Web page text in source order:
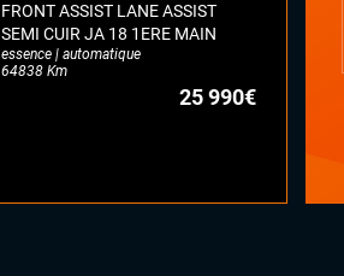
FRONT ASSIST LANE ASSIST
SEMI CUIR JA 18 1ERE MAIN
essence | automatique
64838 Km
25 990€